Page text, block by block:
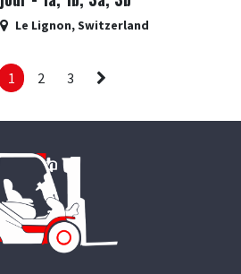
Le Lignon,Switzerland
1 2 3